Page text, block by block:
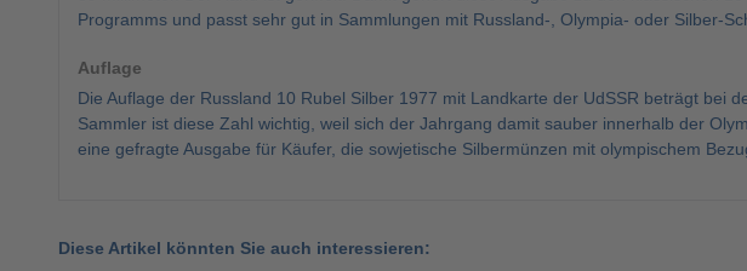
Programms und passt sehr gut in Sammlungen mit Russland-, Olympia- oder Silber-
Auflage
Die Auflage der Russland 10 Rubel Silber 1977 mit Landkarte der UdSSR beträgt bei
Sammler ist diese Zahl wichtig, weil sich der Jahrgang damit sauber innerhalb der
eine gefragte Ausgabe für Käufer, die sowjetische Silbermünzen mit olympischem
Diese Artikel könnten Sie auch interessieren: